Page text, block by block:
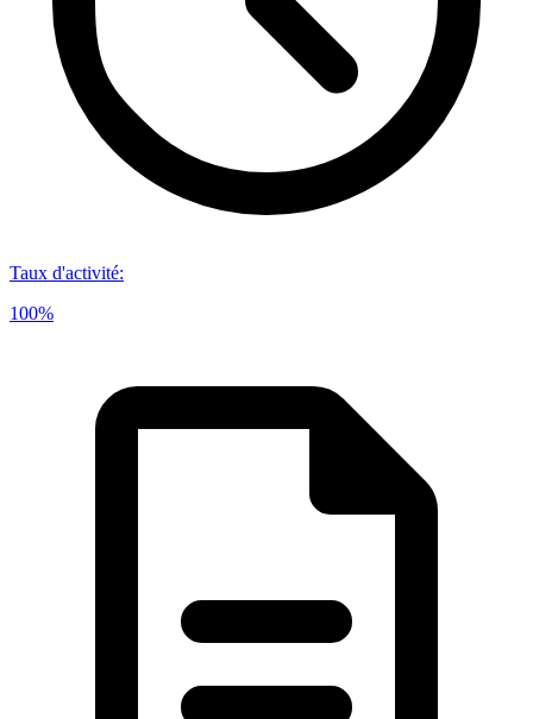
Taux d'activité:
100%